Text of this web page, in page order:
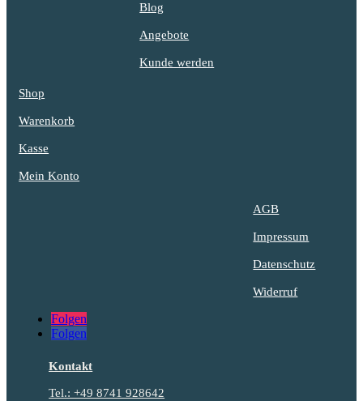
Blog
Angebote
Kunde werden
Shop
Warenkorb
Kasse
Mein Konto
AGB
Impressum
Datenschutz
Widerruf
Folgen
Folgen
Kontakt
Tel.: +49 8741 928642